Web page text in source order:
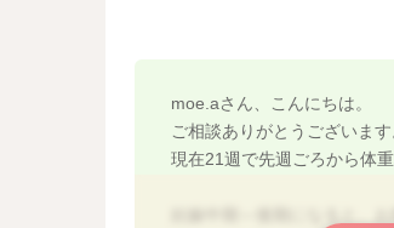
moe.aさん、こんにちは。
ご相談ありがとうございます
現在21週で先週ごろから体